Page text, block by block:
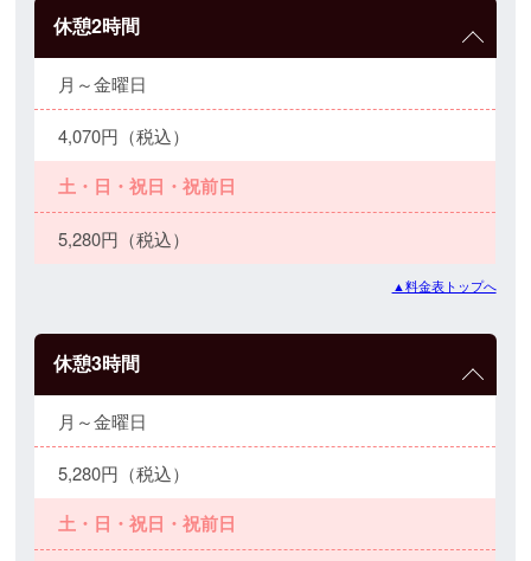
休憩2時間
月～金曜日
4,070円（税込）
土・日・祝日・祝前日
5,280円（税込）
▲料金表トップへ
休憩3時間
月～金曜日
5,280円（税込）
土・日・祝日・祝前日